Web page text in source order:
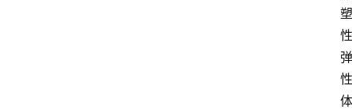
塑
性
弹
性
体